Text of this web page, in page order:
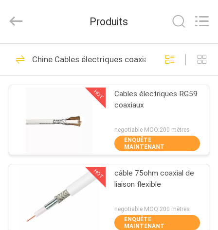
MAISON
PRODUITS
NOUS
D'USINE
Management
Services
Rights
Cables électriques
blindés
10
Cables électriques
de XLPE
10
Produits
Chine Cables électriques coaxiaux
HOT
Cables électriques RG59
coaxiaux
negotiable MOQ:200 mètres
ENQUÊTE
MAINTENANT
HOT
câble 75ohm coaxial de
liaison flexible
negotiable MOQ:200 mètres
ENQUÊTE
MAINTENANT